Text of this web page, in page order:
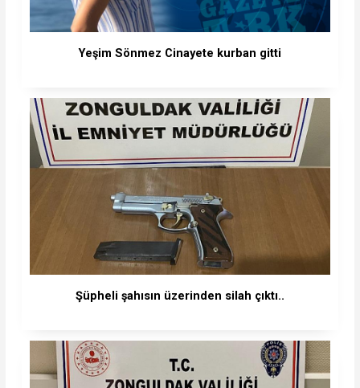
Yeşim Sönmez Cinayete kurban gitti
Şüpheli şahısın üzerinden silah çıktı..